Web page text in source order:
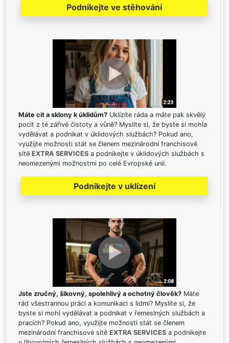
Podnikejte ve stěhování
Máte cit a sklony k úklidům? Uklízíte ráda a máte pak skvělý
pocit z té zářivé čistoty a vůně? Myslíte si, že byste si mohla
vydělávat a podnikat v úklidových službách? Pokud ano,
využijte možnosti stát se členem mezinárodní franchisové
sítě EXTRA SERVICES a podnikejte v úklidových službách s
neomezenými možnostmi po celé Evropské unii.
Podnikejte v uklízení
Jste zručný, šikovný, spolehlivý a ochotný člověk? Máte
rád všestrannou práci a komunikaci s lidmi? Myslíte si, že
byste si mohl vydělávat a podnikat v řemeslných službách a
pracích? Pokud ano, využijte možnosti stát se členem
mezinárodní franchisové sítě EXTRA SERVICES a podnikejte